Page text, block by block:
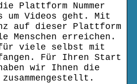
Plattform Nummer
um Videos geht. Mit
auf dieser Plattform
Menschen erreichen.
für viele selbst mit
Für Ihren Start
wir Ihnen die